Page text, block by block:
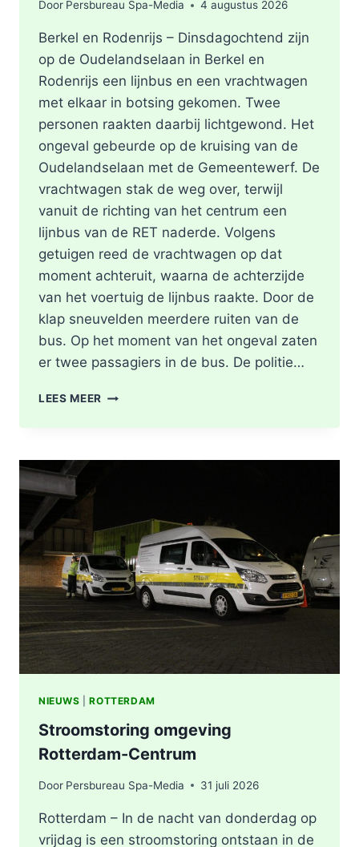
Door Persbureau Spa-Media 4 augustus 2026
Berkel en Rodenrijs – Dinsdagochtend zijn
op de Oudelandselaan in Berkel en
Rodenrijs een lijnbus en een vrachtwagen
met elkaar in botsing gekomen. Twee
personen raakten daarbij lichtgewond. Het
ongeval gebeurde op de kruising van de
Oudelandselaan met de Gemeentewerf. De
vrachtwagen stak de weg over, terwijl
vanuit de richting van het centrum een
lijnbus van de RET naderde. Volgens
getuigen reed de vrachtwagen op dat
moment achteruit, waarna de achterzijde
van het voertuig de lijnbus raakte. Door de
klap sneuvelden meerdere ruiten van de
bus. Op het moment van het ongeval zaten
er twee passagiers in de bus. De politie…
LEES MEER LICHTGEWONDEN
VRACHTWAGEN
IN
BERKEL
EN
RODENRIJS
NIEUWS |ROTTERDAM
Stroomstoring omgeving
Rotterdam-Centrum
Door Persbureau Spa-Media 31 juli 2026
Rotterdam – In de nacht van donderdag op
vrijdag is een stroomstoring ontstaan in de